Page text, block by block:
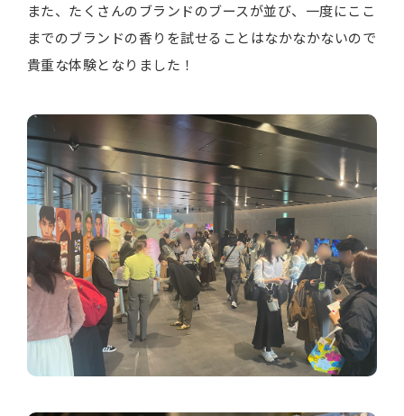
また、たくさんのブランドのブースが並び、一度にここ
までのブランドの香りを試せることはなかなかないので
貴重な体験となりました！